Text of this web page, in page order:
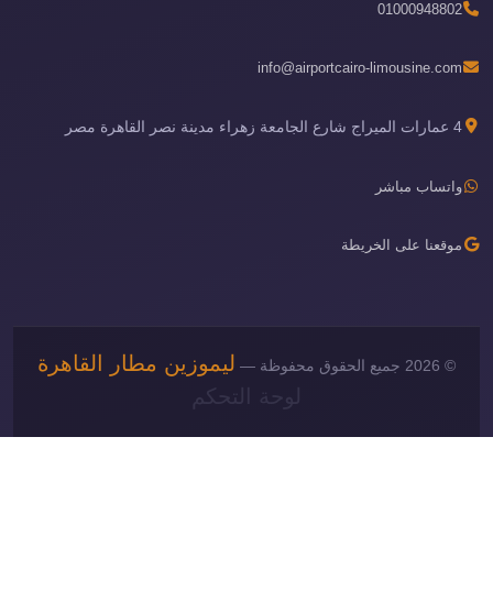
01000948802
info@airportcairo-limousine.com
4 عمارات الميراج شارع الجامعة زهراء مدينة نصر القاهرة مصر
واتساب مباشر
موقعنا على الخريطة
© 2026 جميع الحقوق محفوظة —
ليموزين مطار القاهرة